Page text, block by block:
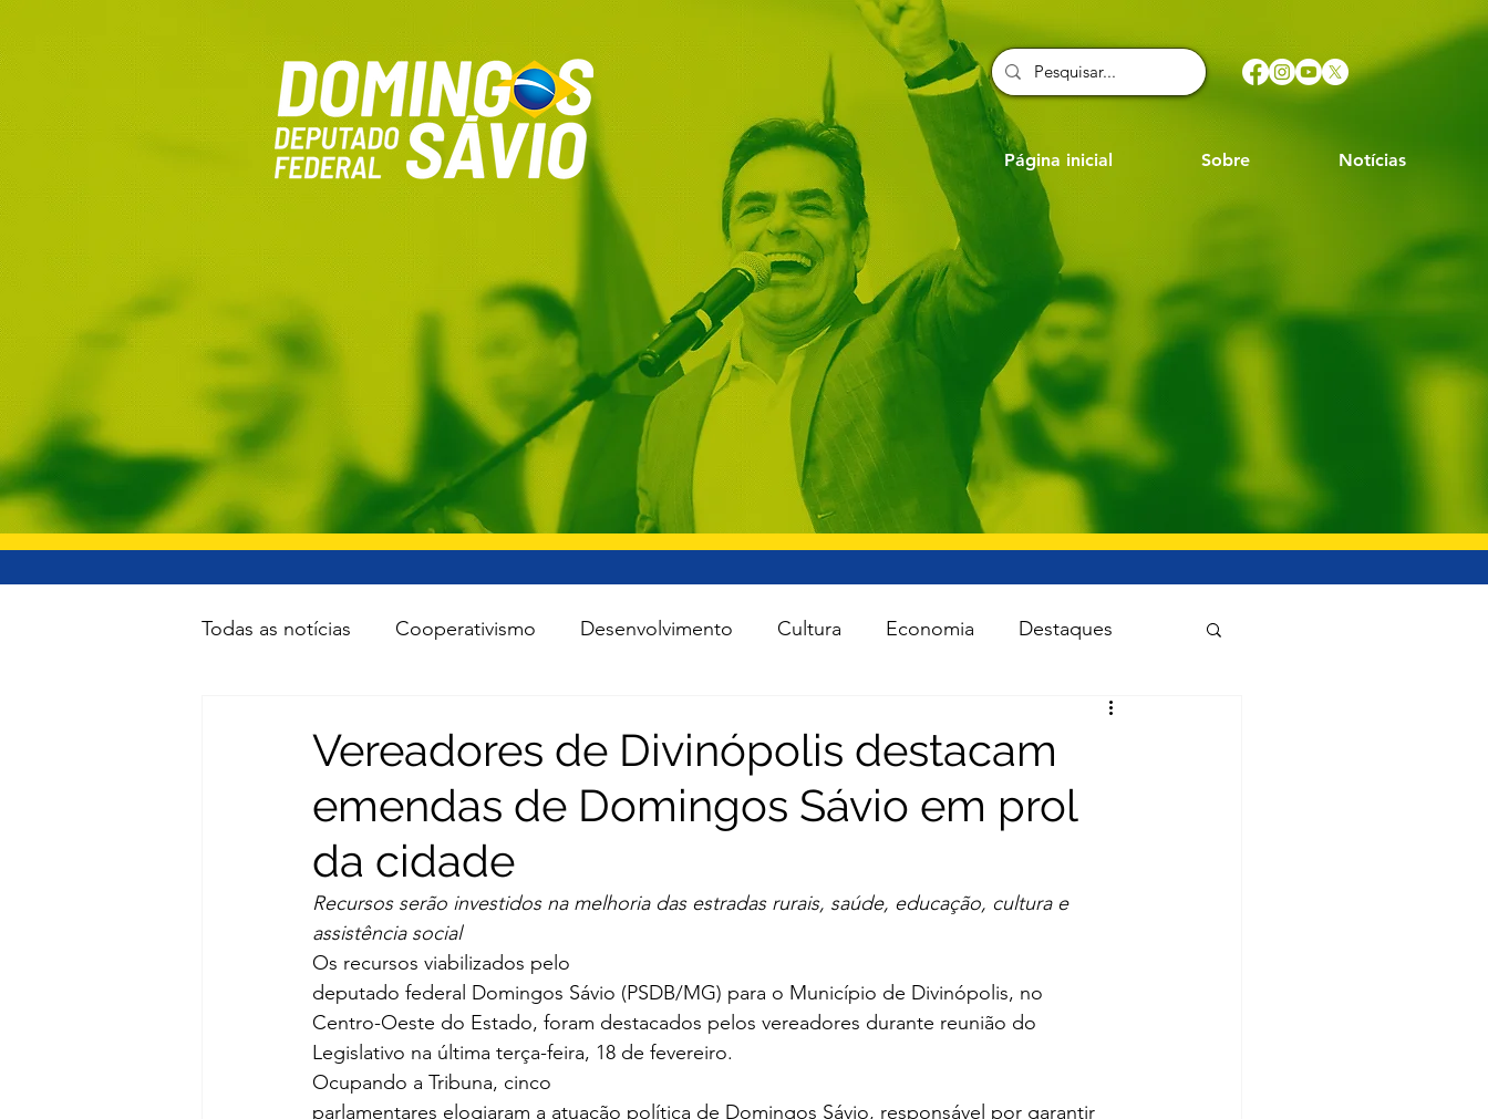
Página inicial Sobre Notícias
Todas as notícias Cooperativismo Desenvolvimento Cultura Economia Destaques
Minas e Energia Reforma Política Saúde Segurança Tecnologia Viação e transporte
Cidades Todas as notícias Agro
Vereadores de Divinópolis destacam
emendas de Domingos Sávio em prol
da cidade
Recursos serão investidos na melhoria das estradas rurais, saúde, educação, cultura e
assistência social
Os recursos viabilizados pelo
deputado federal Domingos Sávio (PSDB/MG) para o Município de Divinópolis, no
Centro-Oeste do Estado, foram destacados pelos vereadores durante reunião do
Legislativo na última terça-feira, 18 de fevereiro.
Ocupando a Tribuna, cinco
parlamentares elogiaram a atuação política de Domingos Sávio, responsável por garantir